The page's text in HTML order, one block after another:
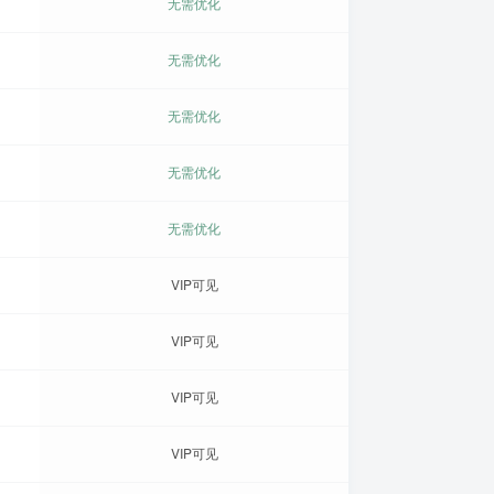
无需优化
无需优化
无需优化
无需优化
VIP可见
VIP可见
VIP可见
VIP可见